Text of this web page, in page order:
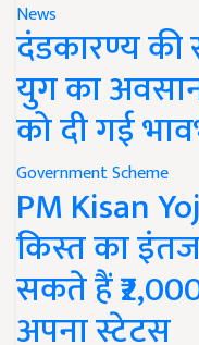
News
दंडकारण्य की
युग का
को दी गई
Government Scheme
PM Kisan
किस्त का
सकते हैं
अपना स्टेटस